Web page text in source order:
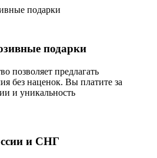
подарки
позволяет предлагать
без наценок. Вы платите за
и уникальность
и СНГ